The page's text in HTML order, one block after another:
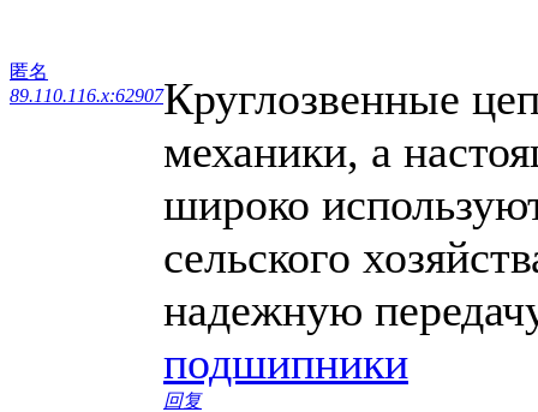
匿名
89.110.116.x:62907Круглозвенные
механики, а
широко
сельского
надежную
подшипники
回复